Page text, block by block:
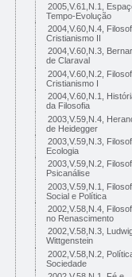
2005,V.61,N.1,
Tempo-Evolução
2004,V.60,N.4,
Cristianismo II
2004,V.60,N.3,
de Claraval
2004,V.60,N.2,
Cristianismo I
2004,V.60,N.1,
da Filosofia
2003,V.59,N.4,
de Heidegger
2003,V.59,N.3,
Ecologia
2003,V.59,N.2,
Psicanálise
2003,V.59,N.1,
Social e Política
2002,V.58,N.4,
no Renascimento
2002,V.58,N.3,
Wittgenstein
2002,V.58,N.2,
Sociedade